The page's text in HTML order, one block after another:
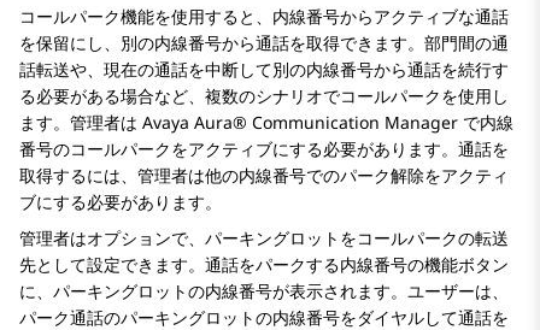
コールパーク機能を使用すると、内線番号からアクティブな通話
を保留にし、別の内線番号から通話を取得できます。部門間の通
話転送や、現在の通話を中断して別の内線番号から通話を続行す
る必要がある場合など、複数のシナリオでコールパークを使用し
ます。管理者は Avaya Aura® Communication Manager で内線
番号のコールパークをアクティブにする必要があります。通話を
取得するには、管理者は他の内線番号でのパーク解除をアクティ
ブにする必要があります。
管理者はオプションで、パーキングロットをコールパークの転送
先として設定できます。通話をパークする内線番号の機能ボタン
に、パーキングロットの内線番号が表示されます。ユーザーは、
パーク通話のパーキングロットの内線番号をダイヤルして通話を